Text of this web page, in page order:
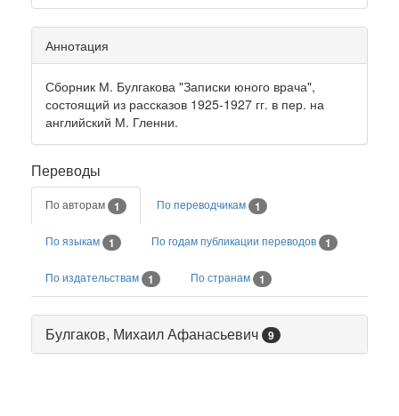
Аннотация
Сборник М. Булгакова "Записки юного врача",
состоящий из рассказов 1925-1927 гг. в пер. на
английский М. Гленни.
Переводы
По авторам 1 По переводчикам 1
По языкам 1 По годам публикации переводов 1
По издательствам 1 По странам 1
Булгаков, Михаил Афанасьевич 9